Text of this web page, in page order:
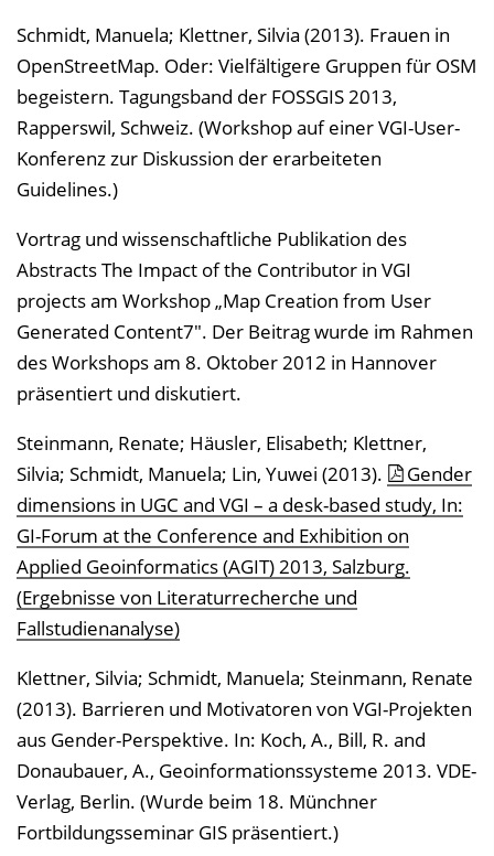
Schmidt, Manuela; Klettner, Silvia (2013). Frauen in
OpenStreetMap. Oder: Vielfältigere Gruppen für OSM
begeistern. Tagungsband der FOSSGIS 2013,
Rapperswil, Schweiz. (Workshop auf einer VGI-User-
Konferenz zur Diskussion der erarbeiteten
Guidelines.)
Vortrag und wissenschaftliche Publikation des
Abstracts The Impact of the Contributor in VGI
projects am Workshop „Map Creation from User
Generated Content7". Der Beitrag wurde im Rahmen
des Workshops am 8. Oktober 2012 in Hannover
präsentiert und diskutiert.
Steinmann, Renate; Häusler, Elisabeth; Klettner,
Silvia; Schmidt, Manuela; Lin, Yuwei (2013).
Gender
dimensions in UGC and VGI – a desk-based study, In:
GI-Forum at the Conference and Exhibition on
Applied Geoinformatics (AGIT) 2013, Salzburg.
(Ergebnisse von Literaturrecherche und
Fallstudienanalyse)
Klettner, Silvia; Schmidt, Manuela; Steinmann, Renate
(2013). Barrieren und Motivatoren von VGI-Projekten
aus Gender-Perspektive. In: Koch, A., Bill, R. and
Donaubauer, A., Geoinformationssysteme 2013. VDE-
Verlag, Berlin. (Wurde beim 18. Münchner
Fortbildungsseminar GIS präsentiert.)